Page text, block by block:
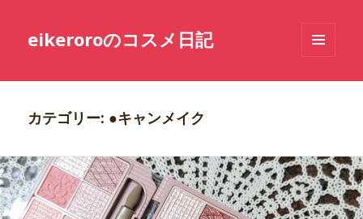
eikeroroのコスメ日記
ーとウ
カテゴリー: ●キャンメイク